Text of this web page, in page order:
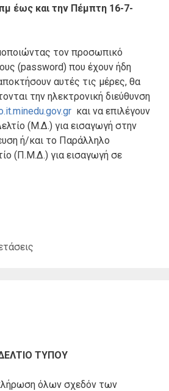
έως και την Πέμπτη 16-7-
τον προσωπικό
(password) που έχουν ήδη
αυτές τις μέρες, θα
την ηλεκτρονική διεύθυνση
και να επιλέγουν
(Μ.Δ.) για εισαγωγή στην
ή/και το Παράλληλο
(Π.Μ.Δ.) για εισαγωγή σε
ΤΥΠΟΥ
όλων σχεδόν των